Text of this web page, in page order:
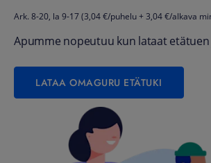
Ark. 8-20, la 9-17 (3,04 €/puhelu + 3,04 €/alkava
Apumme nopeutuu kun lataat
LATAA OMAGURU ETÄTUKI